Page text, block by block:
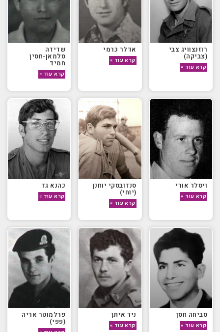
רוזנצוויג צבי
(צביקה)
קרא עוד »
אדלר כרמי
קרא עוד »
שדידה
סלמאן-חסין
חמיד
קרא עוד »
ויסלר אורי
קרא עוד »
סנדובסקי יוחנן
(יוחי)
קרא עוד »
כהנא גד
קרא עוד »
סביחה חסן
קרא עוד »
ניר איתן
קרא עוד »
פרלמוטר אריה
(פפי)